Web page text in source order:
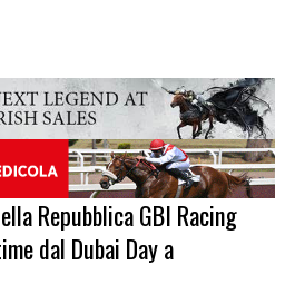
Repubblica GBI Racing
dal Dubai Day a